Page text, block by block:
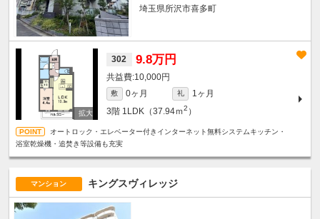
埼玉県所沢市喜多町
302 9.8万円
10,000円
敷 0ヶ月 礼
1ヶ月
3階 1LDK（37.94ｍ2 ）
オートロック・エレベーター付きインターネット無料システムキッチン・
浴室乾燥機・追焚き等設備も充実
マンション キングスヴィレッジ